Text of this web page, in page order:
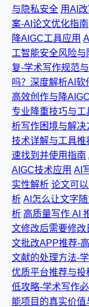
与隐私安全 用AI
案-AI论文优化指南
降AIGC工具应用
工智能安全风险与
复-学术写作规范
吗？深度解析AI
高效创作与降
专业降重技巧与工
析写作困境与解决
技术详解与工具推
速找到并使用指南
AIGC技术应用 AI
实性解析 论文可
析 AI怎么让文字
析 高质量写作 AI
文修改后需要修
文批改APP推荐-
文献的处理方法-
优质平台推荐与投
低攻略-学术写作
能项目的真实价值